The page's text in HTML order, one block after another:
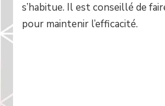
s’habitue. Il est conseillé de
pour maintenir l’efficacité.